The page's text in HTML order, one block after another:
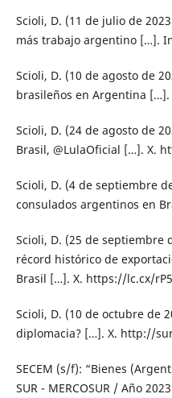
Scioli, D. (11 de julio de
más trabajo argentino […].
Scioli, D. (10 de agosto de
brasileños en Argentina
Scioli, D. (24 de agosto de
Brasil, @LulaOficial […]. X.
Scioli, D. (4 de septiembre
consulados argentinos en
Scioli, D. (25 de septiembre
récord histórico de
Brasil […]. X. https://lc.cx/
Scioli, D. (10 de octubre de
diplomacia? […]. X. http://
SECEM (s/f): “Bienes
SUR - MERCOSUR / Año